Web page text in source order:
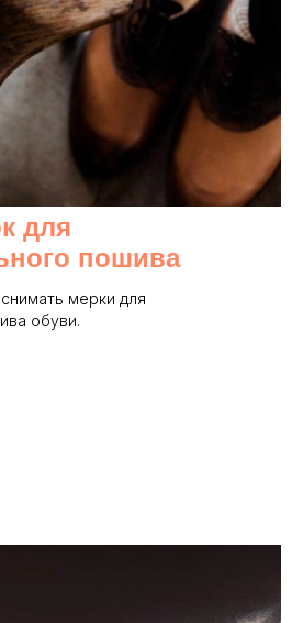
для
пошива
мерки для
обуви.